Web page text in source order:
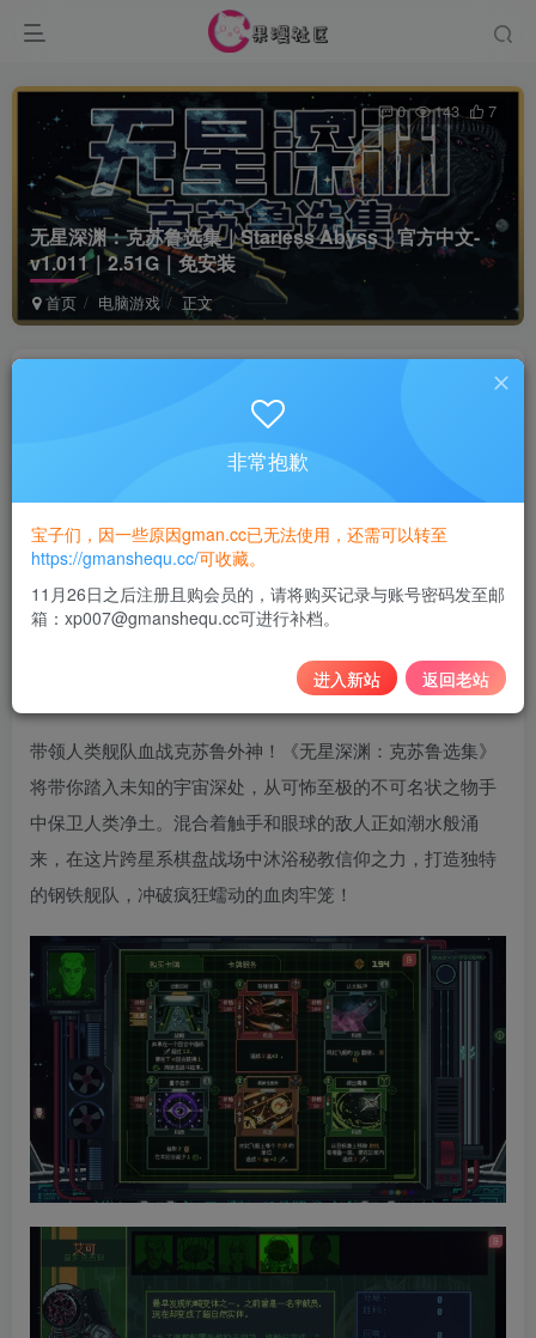
无星深渊：克苏鲁选集｜Starless Abyss｜官方中文-
v1.011｜2.51G｜免安装
首页 电脑游戏 正文
0 143 7
关注
无星深渊：克苏鲁选集｜Starless Abyss｜官方中文-v1.011｜2.51G｜免安装
此内容为付费资源，请付费后查看
10积分
黄金会员 免费
登录购买
带领人类舰队血战克苏鲁外神！《无星深渊：克苏鲁选集》
将带你踏入未知的宇宙深处，从可怖至极的不可名状之物手
中保卫人类净土。混合着触手和眼球的敌人正如潮水般涌
来，在这片跨星系棋盘战场中沐浴秘教信仰之力，打造独特
的钢铁舰队，冲破疯狂蠕动的血肉牢笼！
非常抱歉
宝子们，因一些原因gman.cc已无法使用，还需可以转至
https://gmanshequ.cc/可收藏。
11月26日之后注册且购会员的，请将购买记录与账号密码发至邮
箱：xp007@gmanshequ.cc可进行补档。
进入新站 返回老站